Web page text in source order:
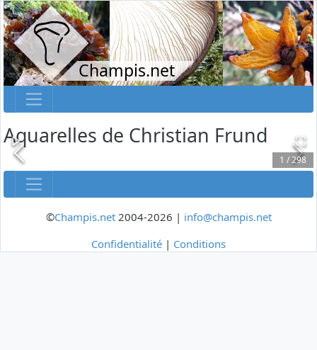
Champis.net
Aquarelles de Christian Frund
1 /298
©Champis.net2004-2026 | info@champis.net
Confidentialité | Conditions